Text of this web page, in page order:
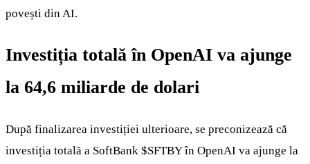
povești din AI.
Investiția totală în OpenAI va ajunge
la 64,6 miliarde de dolari
După finalizarea investiției ulterioare, se preconizează că
investiția totală a SoftBank $SFTBYîn OpenAI va ajunge la